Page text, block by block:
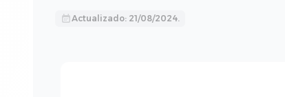
Actualizado: 21/08/2024.